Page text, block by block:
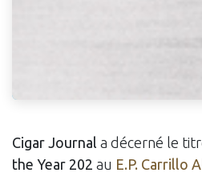
Cigar Journal a décerné le
the Year 202 au E.P. Carrillo